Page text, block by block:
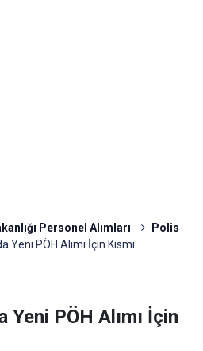
Personel Alımları
Polis
Yeni PÖH Alımı İçin Kısmi
Yeni PÖH Alımı İçin